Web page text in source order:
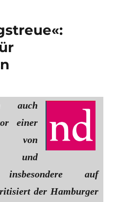
auch
einer
von
und
insbesondere auf
der Hamburger